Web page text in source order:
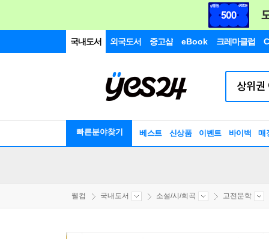
국내도서 외국도서 중고샵 eBook 크레마클럽
빠른분야찾기 베스트 신상품 이벤트 바이백 매
웰컴 국내도서 소설/시/희곡 고전문학